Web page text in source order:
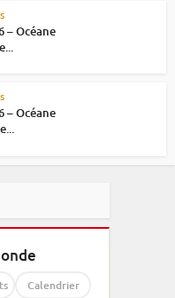
– Océane
– Océane
Calendrier